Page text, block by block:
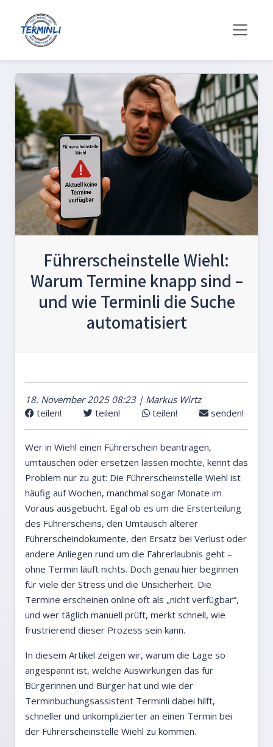
Führerscheinstelle Wiehl:
Warum Termine knapp sind –
und wie Terminli die Suche
automatisiert
18. November 2025 08:23 | Markus Wirtz
teilen!
teilen! teilen! senden!
Wer in Wiehl einen Führerschein beantragen,
umtauschen oder ersetzen lassen möchte, kennt das
Problem nur zu gut: Die Führerscheinstelle Wiehl ist
häufig auf Wochen, manchmal sogar Monate im
Voraus ausgebucht. Egal ob es um die Ersterteilung
des Führerscheins, den Umtausch älterer
Führerscheindokumente, den Ersatz bei Verlust oder
andere Anliegen rund um die Fahrerlaubnis geht –
ohne Termin läuft nichts. Doch genau hier beginnen
für viele der Stress und die Unsicherheit. Die
Termine erscheinen online oft als „nicht verfügbar“,
und wer täglich manuell prüft, merkt schnell, wie
frustrierend dieser Prozess sein kann.
In diesem Artikel zeigen wir, warum die Lage so
angespannt ist, welche Auswirkungen das für
Bürgerinnen und Bürger hat und wie der
Terminbuchungsassistent Terminli dabei hilft,
schneller und unkomplizierter an einen Termin bei
der Führerscheinstelle Wiehl zu kommen.